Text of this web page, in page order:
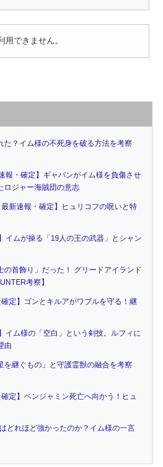
用できません。
た？イム様の不死身を破る方法を考察
報・確定】ギャバンがイム様を負傷させ
ロジャー海賊団の意志
新速報・確定】ヒュリコフの呪いと特
イムが操る「19人の王の武器」とシャン
の首飾り」だった！ グリードアイランド
考察】
定】ゴンとキルアがワブルを守る！継
イム様の「空白」という剣技。ルフィに
由
を継ぐもの」と守護霊獣の融合を考察
定】ベンジャミン死亡へ向かう！ヒュ
どれほど強かったのか？イム様の一言